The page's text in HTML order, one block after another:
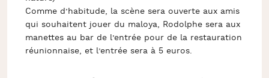
Comme d’habitude, la scène sera ouverte aux amis
qui souhaitent jouer du maloya, Rodolphe sera aux
manettes au bar de l’entrée pour de la restauration
réunionnaise, et l’entrée sera à 5 euros.